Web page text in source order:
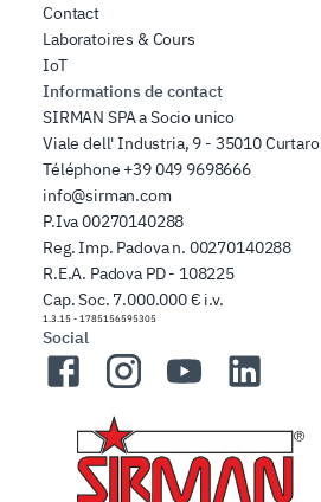
Contact
Laboratoires & Cours
IoT
Informations de contact
SIRMAN SPA a Socio unico
Viale dell' Industria, 9 - 35010
Téléphone +39 049 9698666
info@sirman.com
P.Iva 00270140288
Reg. Imp. Padova n. 00270140288
R.E.A. Padova PD - 108225
Cap. Soc. 7.000.000 € i.v.
1.3.15 - 1785156595305
Social
FacebookInstagramYouTubeLinkedIn